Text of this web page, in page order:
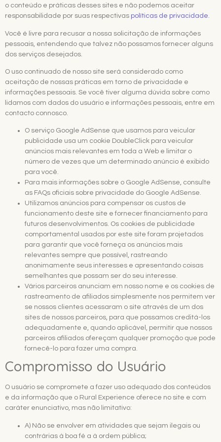
o conteúdo e práticas desses sites e não podemos aceitar
responsabilidade por suas respectivas políticas de privacidade.
Você é livre para recusar a nossa solicitação de informações
pessoais, entendendo que talvez não possamos fornecer alguns
dos serviços desejados.
O uso continuado de nosso site será considerado como
aceitação de nossas práticas em torno de privacidade e
informações pessoais. Se você tiver alguma dúvida sobre como
lidamos com dados do usuário e informações pessoais, entre em
contacto connosco.
O serviço Google AdSense que usamos para veicular
publicidade usa um cookie DoubleClick para veicular
anúncios mais relevantes em toda a Web e limitar o
número de vezes que um determinado anúncio é exibido
para você.
Para mais informações sobre o Google AdSense, consulte
as FAQs oficiais sobre privacidade do Google AdSense.
Utilizamos anúncios para compensar os custos de
funcionamento deste site e fornecer financiamento para
futuros desenvolvimentos. Os cookies de publicidade
comportamental usados ​​por este site foram projetados
para garantir que você forneça os anúncios mais
relevantes sempre que possível, rastreando
anonimamente seus interesses e apresentando coisas
semelhantes que possam ser do seu interesse.
Vários parceiros anunciam em nosso nome e os cookies de
rastreamento de afiliados simplesmente nos permitem ver
se nossos clientes acessaram o site através de um dos
sites de nossos parceiros, para que possamos creditá-los
adequadamente e, quando aplicável, permitir que nossos
parceiros afiliados ofereçam qualquer promoção que pode
fornecê-lo para fazer uma compra.
Compromisso do Usuário
O usuário se compromete a fazer uso adequado dos conteúdos
e da informação que o Rural Experience oferece no site e com
caráter enunciativo, mas não limitativo:
A) Não se envolver em atividades que sejam ilegais ou
contrárias à boa fé a à ordem pública;